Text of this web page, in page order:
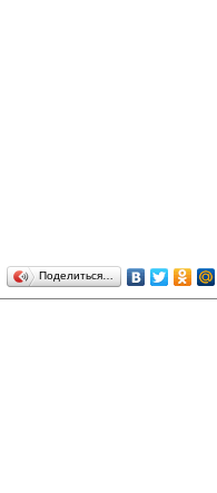
Поделиться…